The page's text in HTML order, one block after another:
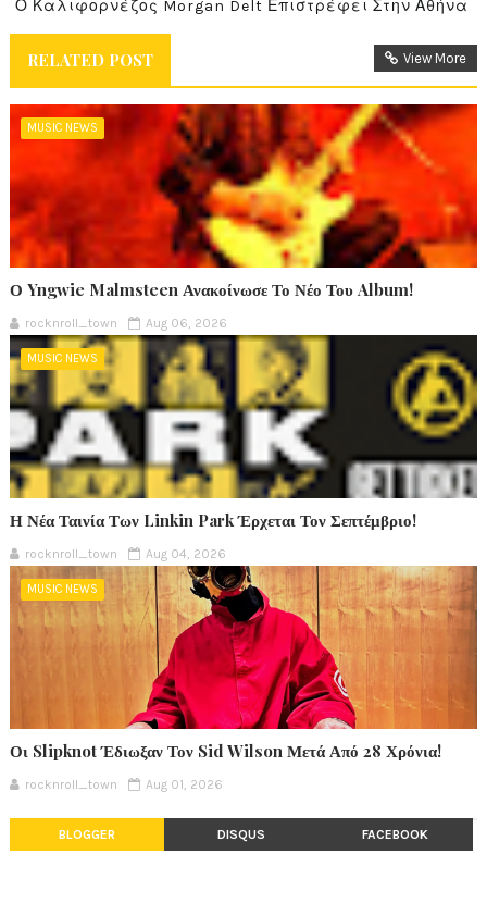
Ο Καλιφορνέζος Morgan Delt Επιστρέφει Στην Αθήνα
RELATED POST View More
MUSIC NEWS
Ο Yngwie Malmsteen Ανακοίνωσε Το Νέο Του Album!
rocknroll_town Aug 06, 2026
MUSIC NEWS
Η Νέα Ταινία Των Linkin Park Έρχεται Τον Σεπτέμβριο!
rocknroll_town Aug 04, 2026
MUSIC NEWS
Οι Slipknot Έδιωξαν Τον Sid Wilson Μετά Από 28 Χρόνια!
rocknroll_town Aug 01, 2026
BLOGGER DISQUS FACEBOOK